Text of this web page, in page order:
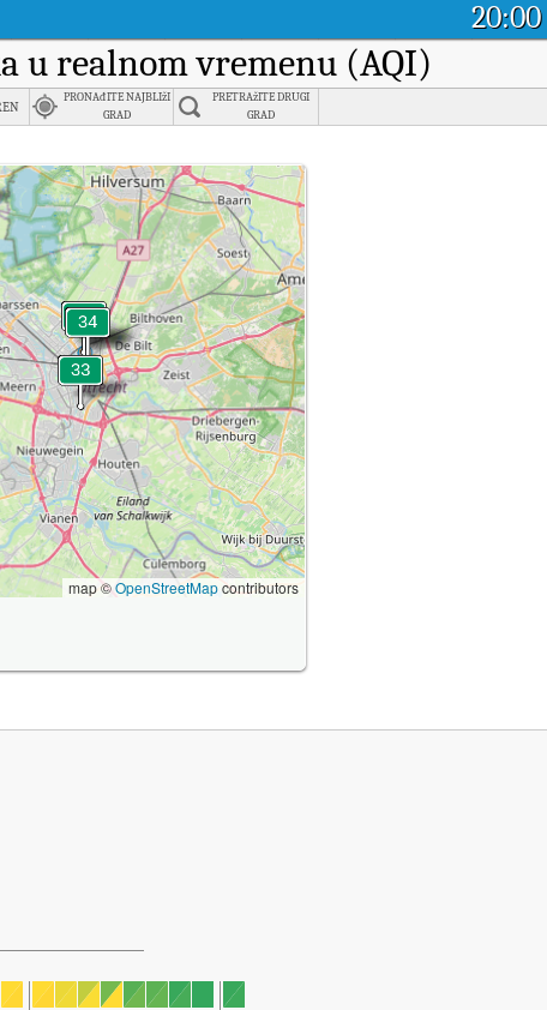
20:00
u realnom vremenu (AQI)
PRONAđITE NAJBLIžI
GRAD
PRETRAžITE DRUGI
GRAD
map ©OpenStreetMapcontributors